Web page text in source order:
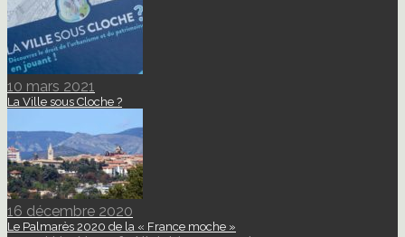
10 mars 2021
La Ville sous Cloche ?
16 décembre 2020
Le Palmarès 2020 de la « France moche »